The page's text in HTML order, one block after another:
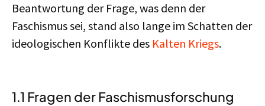
Beantwortung der Frage, was denn der
Faschismus sei, stand also lange im Schatten der
ideologischen Konflikte des Kalten Kriegs.
1.1 Fragen der Faschismusforschung